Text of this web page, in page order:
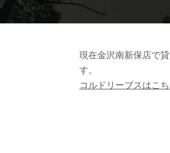
現在金沢南新保店で
す。
コルドリーブスはこ